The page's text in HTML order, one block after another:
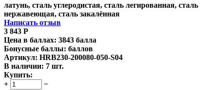
латунь, сталь углеродистая, сталь легированная, сталь
нержавеющая, сталь закалённая
Написать отзыв
3 843 Р
Цена в баллах: 3843 балла
Бонусные баллы: баллов
Артикул: HRB230-200080-050-S04
В наличии: 7 шт.
Купить:
+
−